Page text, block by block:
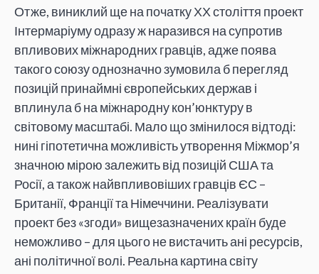
Отже, виниклий ще на початку ХХ століття проект
Інтермаріуму одразу ж наразився на супротив
впливових міжнародних гравців, адже поява
такого союзу однозначно зумовила б перегляд
позицій принаймні європейських держав і
вплинула б на міжнародну кон’юнктуру в
світовому масштабі. Мало що змінилося відтоді:
нині гіпотетична можливість утворення Міжмор’я
значною мірою залежить від позицій США та
Росії, а також найвпливовіших гравців ЄС –
Британії, Франції та Німеччини. Реалізувати
проект без «згоди» вищезазначених країн буде
неможливо – для цього не вистачить ані ресурсів,
ані політичної волі. Реальна картина світу